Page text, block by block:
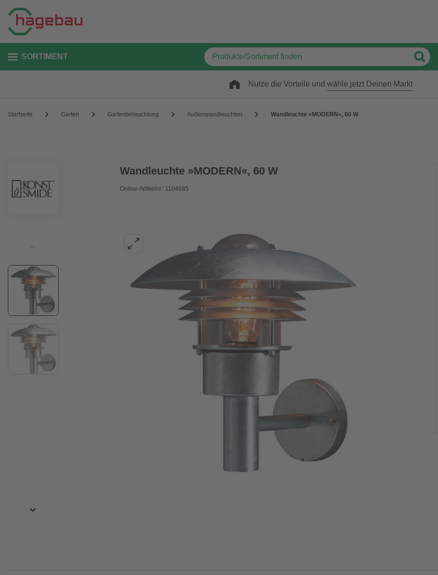
SORTIMENT
Nutze die Vorteile und wähle jetzt Deinen Markt
Startseite Garten Gartenbeleuchtung Außenwandleuchten Wandleuchte »MODERN«, 60 W
Wandleuchte »MODERN«, 60 W
Online-Artikelnr.: 1104685